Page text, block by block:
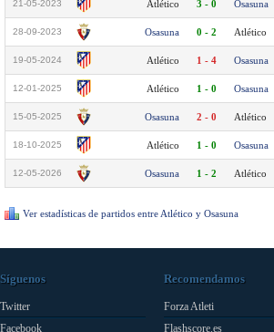
21-05-2023 Atlético 3 - 0 Osasuna
28-09-2023 Osasuna 0 - 2 Atlético
19-05-2024 Atlético 1 - 4 Osasuna
12-01-2025 Atlético 1 - 0 Osasuna
15-05-2025 Osasuna 2 - 0 Atlético
18-10-2025 Atlético 1 - 0 Osasuna
12-05-2026 Osasuna 1 - 2 Atlético
Ver estadísticas de partidos entre Atlético y Osasuna
Síguenos
Twitter
Facebook
Recomendamos
Forza Atleti
Flashscore.es